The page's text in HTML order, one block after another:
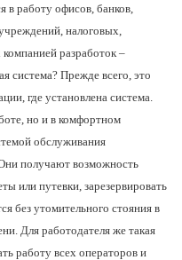
в работу офисов, банков,
налоговых,
разработок –
система? Прежде всего, это
где установлена система.
но и в комфортном
обслуживания
получают возможность
или путевки, зарезервировать
без утомительного стояния в
Для работодателя же такая
работу всех операторов и